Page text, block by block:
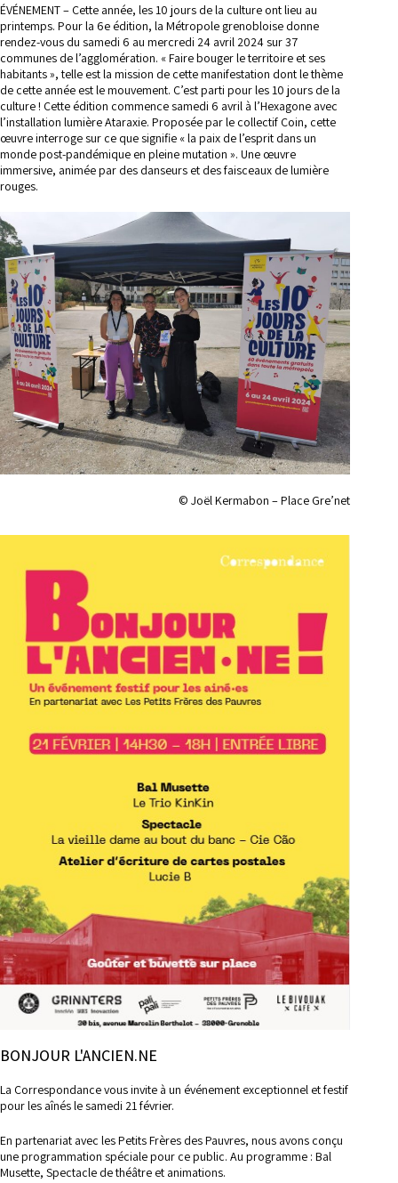
ÉVÉNEMENT – Cette année, les 10 jours de la culture ont lieu au
printemps. Pour la 6e édition, la Métropole grenobloise donne
rendez-vous du samedi 6 au mercredi 24 avril 2024 sur 37
communes de l’agglomération. « Faire bouger le territoire et ses
habitants », telle est la mission de cette manifestation dont le thème
de cette année est le mouvement. C’est parti pour les 10 jours de la
culture ! Cette édition commence samedi 6 avril à l’Hexagone avec
l’installation lumière Ataraxie. Proposée par le collectif Coin, cette
œuvre interroge sur ce que signifie « la paix de l’esprit dans un
monde post-pandémique en pleine mutation ». Une œuvre
immersive, animée par des danseurs et des faisceaux de lumière
rouges.
© Joël Kermabon – Place Gre’net
BONJOUR L'ANCIEN.NE
La Correspondance vous invite à un événement exceptionnel et festif
pour les aînés le samedi 21 février.
En partenariat avec les Petits Frères des Pauvres, nous avons conçu
une programmation spéciale pour ce public. Au programme : Bal
Musette, Spectacle de théâtre et animations.